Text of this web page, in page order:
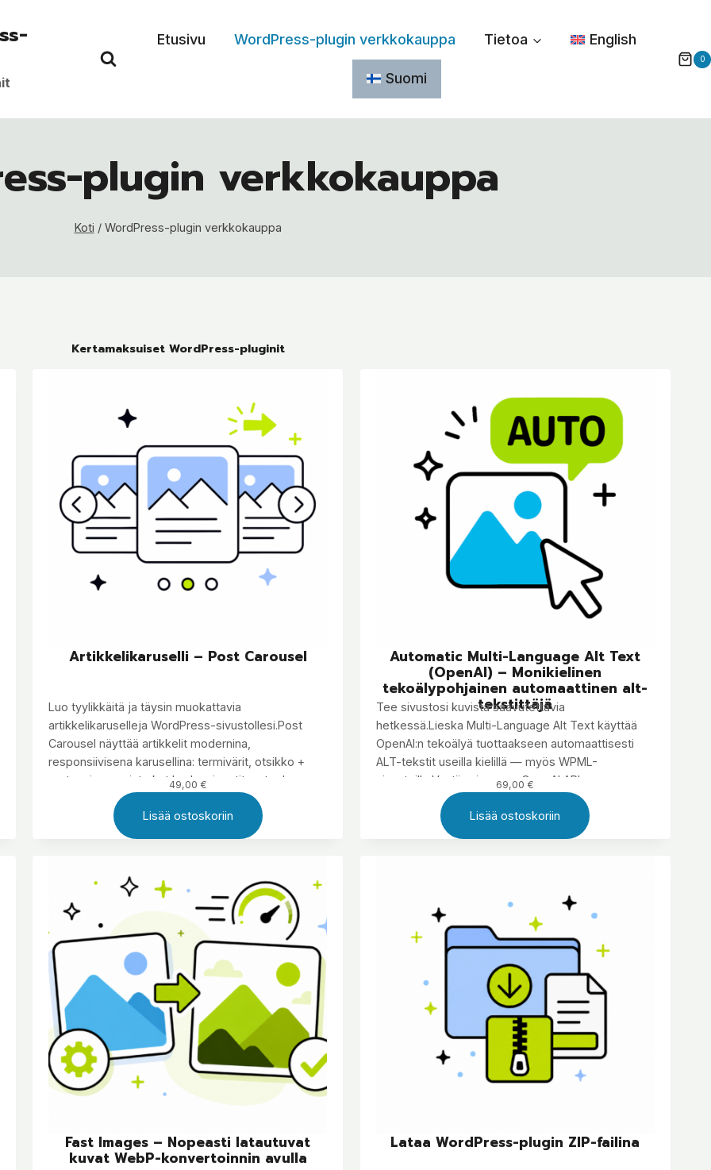
Etusivu WordPress-plugin verkkokauppa Tietoa English
Suomi
0
plugin verkkokauppa
Koti / WordPress-plugin verkkokauppa
Kertamaksuiset WordPress-pluginit
Artikkelikaruselli – Post Carousel
Luo tyylikkäitä ja täysin muokattavia
artikkelikaruselleja WordPress-sivustollesi.Post
Carousel näyttää artikkelit modernina,
responsiivisena karusellina: termivärit, otsikko +
meta + ingressi, tarkat badge-insetit, autoplay,
nuolinapit, pisteet sekä kattavat mobiiliasetukset.
Mukana Gutenberg-lohko palvelinpuolen
renderöinnillä.
49,00 €
Lisää ostoskoriin
Automatic Multi-Language Alt Text
(OpenAI) – Monikielinen
tekoälypohjainen automaattinen alt-
tekstittäjä
Tee sivustosi kuvista saavutettavia
hetkessä.Lieska Multi-Language Alt Text käyttää
OpenAI:n tekoälyä tuottaakseen automaattisesti
ALT-tekstit useilla kielillä — myös WPML-
sivustoille.Vaatii vain oman OpenAI API -
avaimen.Lifetime-lisenssi: kertamaksu, jatkuvat
69,00 €
Lisää ostoskoriin
Fast Images – Nopeasti latautuvat
kuvat WebP-konvertoinnin avulla
Lataa WordPress-plugin ZIP-failina